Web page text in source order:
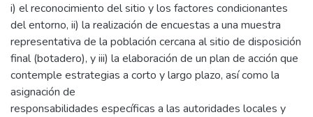
i) el reconocimiento del sitio y los factores condicionantes
del entorno, ii) la realización de encuestas a una muestra
representativa de la población cercana al sitio de disposición
final (botadero), y iii) la elaboración de un plan de acción que
contemple estrategias a corto y largo plazo, así como la
asignación de
responsabilidades específicas a las autoridades locales y